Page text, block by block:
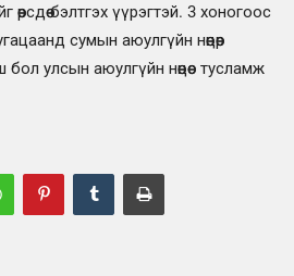
өөрсдөө бэлтгэх үүрэгтэй. 3 хоногоос
сумын аюулгүйн нөөцөөр
улсын аюулгүйн нөөцөөс тусламж